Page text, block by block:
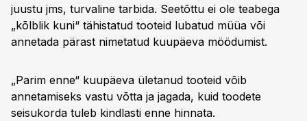
juustu jms, turvaline tarbida. Seetõttu ei ole teabega
„kõlblik kuni“ tähistatud tooteid lubatud müüa või
annetada pärast nimetatud kuupäeva möödumist.
„Parim enne“ kuupäeva ületanud tooteid võib
annetamiseks vastu võtta ja jagada, kuid toodete
seisukorda tuleb kindlasti enne hinnata.